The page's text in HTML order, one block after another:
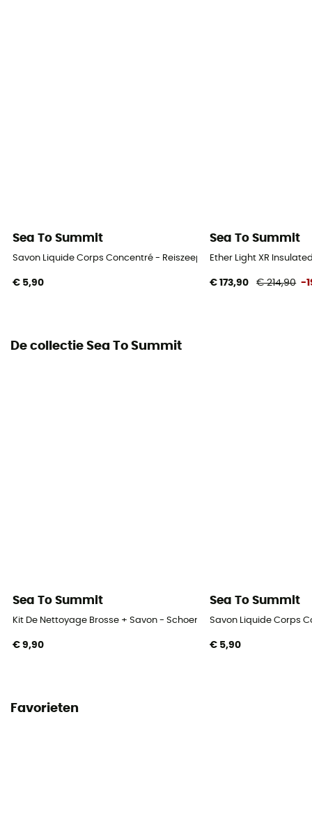
Sea To Summit
Savon Liquide Corps Concentré - Reiszeep
€ 5,90
Sea To Summit
Ether Light XR
€ 173,90 € 214,90 -
De collectie Sea To Summit
Sea To Summit
Kit De Nettoyage Brosse + Savon - Schoenverzorging
€ 9,90
Sea To Summit
Savon Liquide Corps
€ 5,90
Favorieten